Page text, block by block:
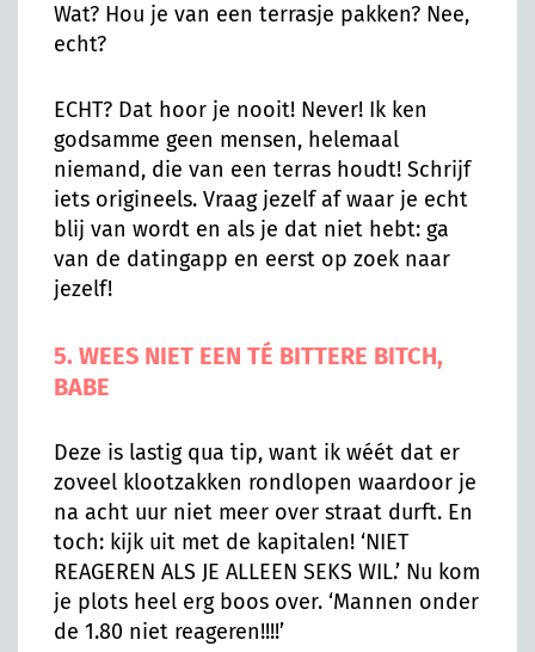
Wat? Hou je van een terrasje pakken? Nee,
echt?
ECHT? Dat hoor je nooit! Never! Ik ken
godsamme geen mensen, helemaal
niemand, die van een terras houdt! Schrijf
iets origineels. Vraag jezelf af waar je echt
blij van wordt en als je dat niet hebt: ga
van de datingapp en eerst op zoek naar
jezelf!
5. WEES NIET EEN TÉ BITTERE BITCH,
BABE
Deze is lastig qua tip, want ik wéét dat er
zoveel klootzakken rondlopen waardoor je
na acht uur niet meer over straat durft. En
toch: kijk uit met de kapitalen! ‘NIET
REAGEREN ALS JE ALLEEN SEKS WIL.’ Nu kom
je plots heel erg boos over. ‘Mannen onder
de 1.80 niet reageren!!!!’